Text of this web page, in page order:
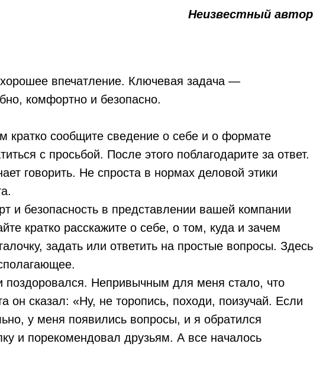
Неизвестный автор
впечатление. Ключевая задача —
комфортно и безопасно.
кратко сообщите сведение о себе и о формате
с просьбой. После этого поблагодарите за ответ.
говорить. Не спроста в нормах деловой этики
и безопасность в представлении вашей компании
кратко расскажите о себе, о том, куда и зачем
задать или ответить на простые вопросы. Здесь
Непривычным для меня стало, что
он сказал: «Ну, не торопись, походи, поизучай. Если
у меня появились вопросы, и я обратился
и порекомендовал друзьям. А все началось